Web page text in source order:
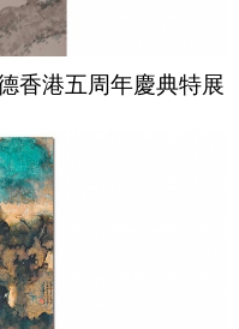
香港五周年慶典特展